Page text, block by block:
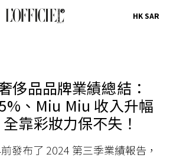
HK SAR
侈品品牌業績總結：
、Miu Miu 收入升幅
靠彩妝力保不失！
發布了 2024 第三季業績報告，